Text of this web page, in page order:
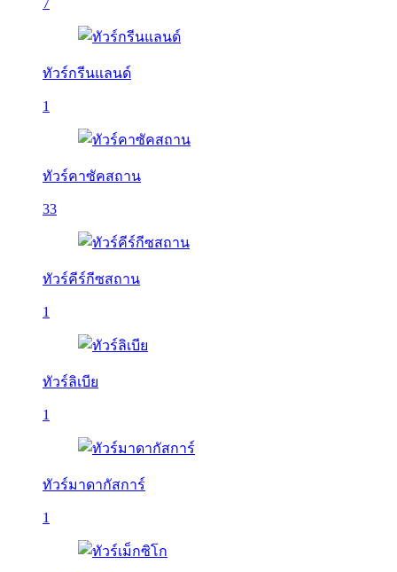
7
ทัวร์กรีนแลนด์
1
ทัวร์คาซัคสถาน
33
ทัวร์คีร์กีซสถาน
1
ทัวร์ลิเบีย
1
ทัวร์มาดากัสการ์
1